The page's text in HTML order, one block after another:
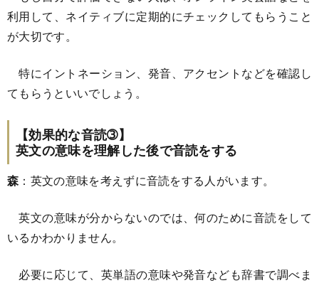
利用して、ネイティブに定期的にチェックしてもらうこと
が大切です。
特にイントネーション、発音、アクセントなどを確認し
てもらうといいでしょう。
【効果的な音読➂】
英文の意味を理解した後で音読をする
森：英文の意味を考えずに音読をする人がいます。
英文の意味が分からないのでは、何のために音読をして
いるかわかりません。
必要に応じて、英単語の意味や発音なども辞書で調べま